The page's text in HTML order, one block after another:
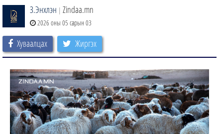
З.Энхлэн | Zindaa.mn
2026 оны 05 сарын 03
Хуваалцах Жиргэх